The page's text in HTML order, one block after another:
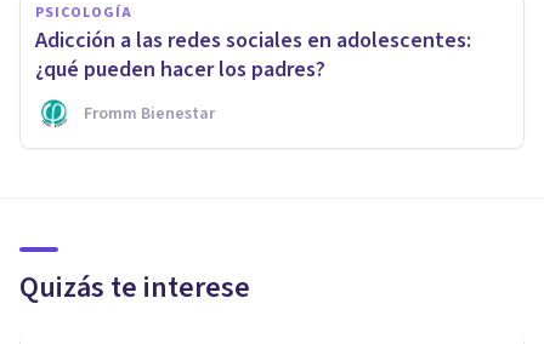
PSICOLOGÍA
Adicción a las redes sociales en adolescentes:
¿qué pueden hacer los padres?
Fromm Bienestar
Quizás te interese